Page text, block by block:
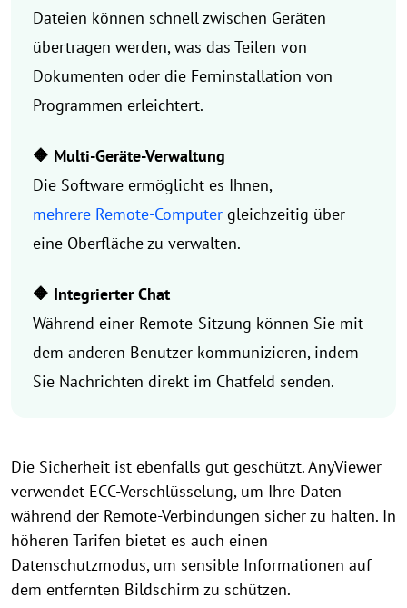
Dateien können schnell zwischen Geräten
übertragen werden, was das Teilen von
Dokumenten oder die Ferninstallation von
Programmen erleichtert.
🔶 Multi-Geräte-Verwaltung
Die Software ermöglicht es Ihnen,
mehrere Remote-Computer gleichzeitig über
eine Oberfläche zu verwalten.
🔶 Integrierter Chat
Während einer Remote-Sitzung können Sie mit
dem anderen Benutzer kommunizieren, indem
Sie Nachrichten direkt im Chatfeld senden.
Die Sicherheit ist ebenfalls gut geschützt. AnyViewer
verwendet ECC-Verschlüsselung, um Ihre Daten
während der Remote-Verbindungen sicher zu halten. In
höheren Tarifen bietet es auch einen
Datenschutzmodus, um sensible Informationen auf
dem entfernten Bildschirm zu schützen.